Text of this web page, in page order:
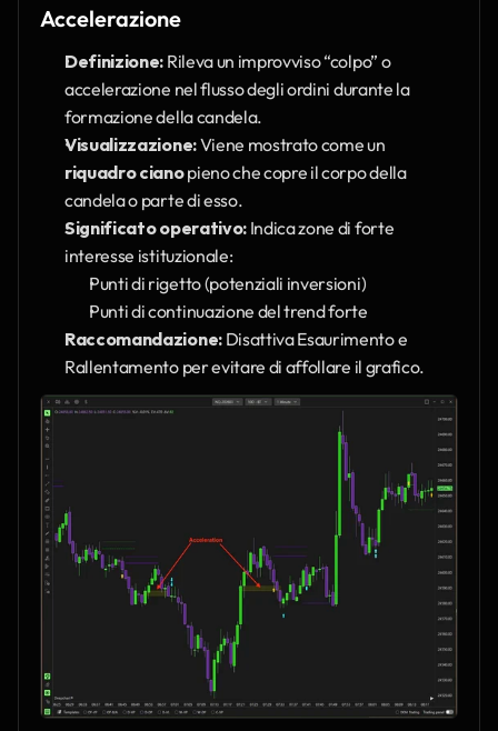
Accelerazione
Definizione: Rileva un improvviso “colpo” o
accelerazione nel flusso degli ordini durante la
formazione della candela.
Visualizzazione:
riquadro ciano pieno che copre il corpo della
candela o parte di esso.
Significato operativo: Indica zone di forte
interesse istituzionale:
Punti di rigetto (potenziali inversioni)
Punti di continuazione del trend forte
Raccomandazione: Disattiva Esaurimento e
Rallentamento per evitare di affollare il grafico.